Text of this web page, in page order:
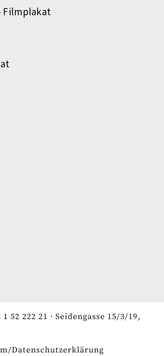
1 52 222 21 · Seidengasse 15/3/19,
Datenschutzerklärung